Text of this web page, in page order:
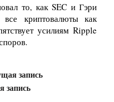
то, как SEC и Гэри
все криптовалюты как
усилиям Ripple
запись
запись